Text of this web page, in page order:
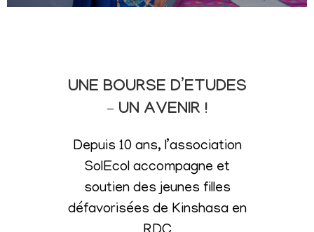
UNE BOURSE D’ETUDES
– UN AVENIR !
Depuis 10 ans, l’association
SolEcol accompagne et
soutien des jeunes filles
défavorisées de Kinshasa en